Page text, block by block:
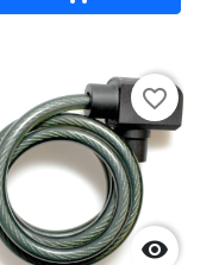

favorite_border